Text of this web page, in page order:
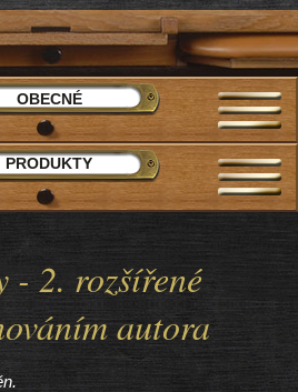
2. rozšířené
autora
OBECNÉ
PRODUKTY